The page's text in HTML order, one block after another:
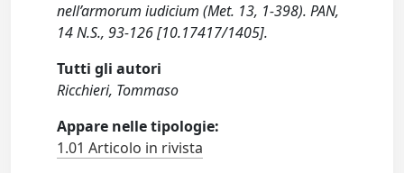
nell’armorum iudicium (Met. 13, 1-398). PAN,
14 N.S., 93-126 [10.17417/1405].
Tutti gli autori
Ricchieri, Tommaso
Appare nelle tipologie:
1.01 Articolo in rivista